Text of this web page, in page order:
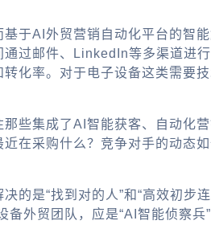
基于AI外贸营销自动化平台的智
过邮件、LinkedIn等多渠道进
化率。对于电子设备这类需要
那些集成了AI智能获客、自动化
在采购什么？竞争对手的动态
的是“找到对的人”和“高效初步
外贸团队，应是“AI智能侦察兵”